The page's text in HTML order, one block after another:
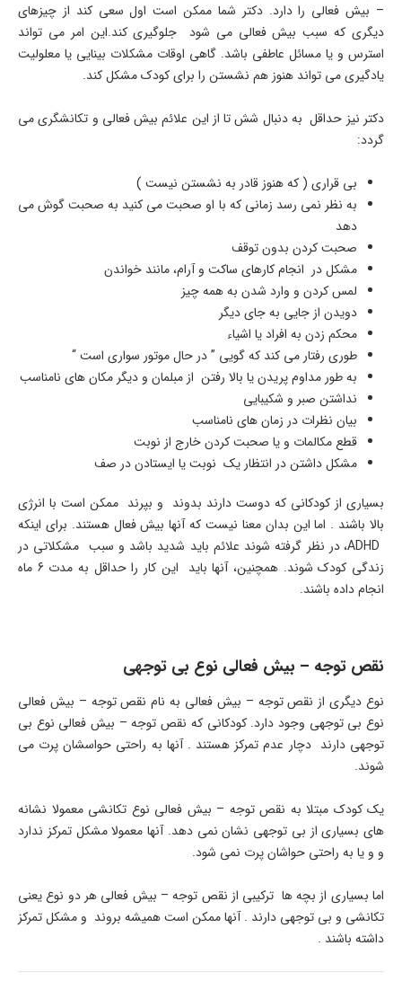
– بیش فعالی را دارد. دکتر شما ممکن است اول سعی کند از چیزهای
دیگری که سبب بیش فعالی می شود جلوگیری کند.این امر می تواند
استرس و یا مسائل عاطفی باشد. گاهی اوقات مشکلات بینایی یا معلولیت
یادگیری می تواند هنوز هم نشستن را برای کودک مشکل کند.
دکتر نیز حداقل به دنبال شش تا از این علائم بیش فعالی و تکانشگری می
گردد:
بی قراری ( که هنوز قادر به نشستن نیست )
به نظر نمی رسد زمانی که با او صحبت می کنید به صحبت گوش می
دهد
صحبت کردن بدون توقف
مشکل در انجام کارهای ساکت و آرام، مانند خواندن
لمس کردن و وارد شدن به همه چیز
دویدن از جایی به جای دیگر
محکم زدن به افراد یا اشیاء
طوری رفتار می کند که گویی ” در حال موتور سواری است “
به طور مداوم پریدن یا بالا رفتن از مبلمان و دیگر مکان های نامناسب
نداشتن صبر و شکیبایی
بیان نظرات در زمان های نامناسب
قطع مکالمات و یا صحبت کردن خارج از نوبت
مشکل داشتن در انتظار یک نوبت یا ایستادن در صف
بسیاری از کودکانی که دوست دارند بدوند و بپرند ممکن است با انرژی
بالا باشند . اما این بدان معنا نیست که آنها بیش فعال هستند. برای اینکه
ADHD، در نظر گرفته شوند علائم باید شدید باشد و سبب مشکلاتی در
زندگی کودک شوند. همچنین، آنها باید این کار را حداقل به مدت 6 ماه
انجام داده باشند.
نقص توجه – بیش فعالی نوع بی توجهی
نوع دیگری از نقص توجه – بیش فعالی به نام نقص توجه – بیش فعالی
نوع بی توجهی وجود دارد. کودکانی که نقص توجه – بیش فعالی نوع بی
توجهی دارند دچار عدم تمرکز هستند . آنها به راحتی حواسشان پرت می
شوند.
یک کودک مبتلا به نقص توجه – بیش فعالی نوع تکانشی معمولا نشانه
های بسیاری از بی توجهی نشان نمی دهد. آنها معمولا مشکل تمرکز ندارد
و و یا به راحتی حواشان پرت نمی شود.
اما بسیاری از بچه ها ترکیبی از نقص توجه – بیش فعالی هر دو نوع یعنی
تکانشی و بی توجهی دارند . آنها ممکن است همیشه بروند و مشکل تمرکز
داشته باشند .